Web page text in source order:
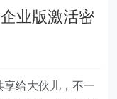
业版激活密
给大伙儿，不一